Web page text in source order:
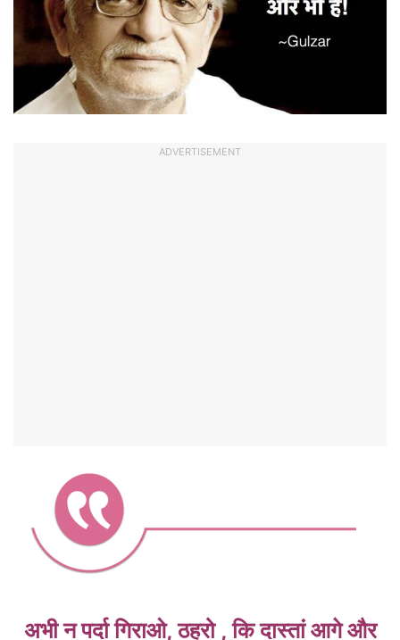
ADVERTISEMENT
अभी न पर्दा गिराओ, ठहरो , कि दास्तां आगे और